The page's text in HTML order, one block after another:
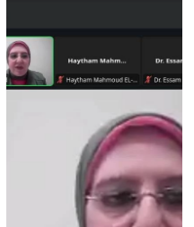
البحث العلمي
التدريب والخدمة
الإستشارات
روابط الكليات المقرات